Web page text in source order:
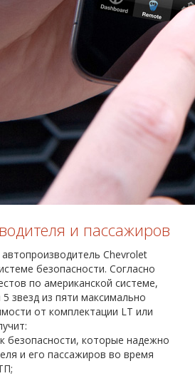
и пассажиров
Chevrolet
безопасности. Согласно
по американской системе,
звезд из пяти максимально
от комплектации LT или
безопасности, которые надежно
и его пассажиров во время